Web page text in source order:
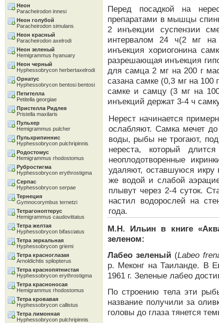
Перед посадкой на
препаратами в мышцы
2 инъекции суспензии
интервалом 24 ч(2 мг
инъекция хориогонина
разрешающая инъекция
для самца 2 мг на 200 г
сазана самке (0,3 мг на
самке и самцу (3 мг на
инъекций держат 3-4 ч
Нерест начинается
ослабляют. Самка мечет
воды, рыбы не трогают,
нереста, который
неоплодотворенные
удаляют, оставшуюся икру
же водой и слабой
плывут через 2-4 суток.
настил водорослей на
года.
М.Н. Ильин в книге
зеленом:
Лабео зеленый (Labeo
р. Меконг на Таиланде. В
1961 г. Зеленые лабео
По строению тела эти
название получили за
головы до глаза тянется
Неон
Paracheirodon innesi
Неон голубой
Paracheirodon simulans
Неон красный
Paracheirodon axelrodi
Неон зеленый
Hemigrammus hyanuary
Неон черный
Hyphessobrycon herbertaxelrodi
Орнатус
Hyphessobrycon bentosi bentosi
Петителла
Petitella georgiae
Пристелла Ридлея
Pristella maxilaris
Пульхер
Hemigrammus pulcher
Пульхрипиннис
Hyphessobrycon pulchripinnis
Родостомус
Hemigrammus rhodostomus
Рубростигма
Hyphessobrycon erythrostigma
Серпас
Hyphessobrycon serpae
Тернеция
Gymnocorymbus ternetzi
Тетрагоноптерус
Hemigrammus caudovittatus
Тетра желтая
Hyphessobrycon bifasciatus
Тетра зеркальная
Hyphessobrycon griemi
Тетра красноглазая
Arnoldichtis spilopterus
Тетра краснопятнистая
Hyphessobrycon erythrostigma
Тетра красноносая
Hemigrammus rhodostomus
Тетра кровавая
Hyphessobrycon callistus
Тетра лимонная
Hyphessobrycon pulchripinnis